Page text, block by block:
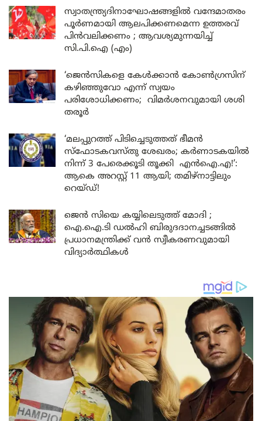
സ്വാതന്ത്ര്യദിനാഘോഷങ്ങളിൽ വന്ദേമാതരം
പൂർണമായി ആലപിക്കണമെന്ന ഉത്തരവ്
പിൻവലിക്കണം ; ആവശ്യമുന്നയിച്ച്
സി.പി.ഐ (എം)
‘ജെൻസികളെ കേൾക്കാൻ കോൺഗ്രസിന്
കഴിഞ്ഞുവോ എന്ന് സ്വയം
പരിശോധിക്കണം; വിമർശനവുമായി ശശി
തരൂർ
‘മലപ്പുറത്ത് പിടിച്ചെടുത്തത് ഭീമൻ
സ്ഫോടകവസ്തു ശേഖരം; കർണാടകയിൽ
നിന്ന് 3 പേരെക്കൂടി തൂക്കി എൻഐ.എ!’:
ആകെ അറസ്റ്റ് 11 ആയി; തമിഴ്‌നാട്ടിലും
റെയ്ഡ്!
ജെൻ സിയെ കയ്യിലെടുത്ത് മോദി ;
ഐ.ഐ.ടി ഡൽഹി ബിരുദദാനച്ചടങ്ങിൽ
പ്രധാനമന്ത്രിക്ക് വൻ സ്വീകരണവുമായി
വിദ്യാർത്ഥികൾ